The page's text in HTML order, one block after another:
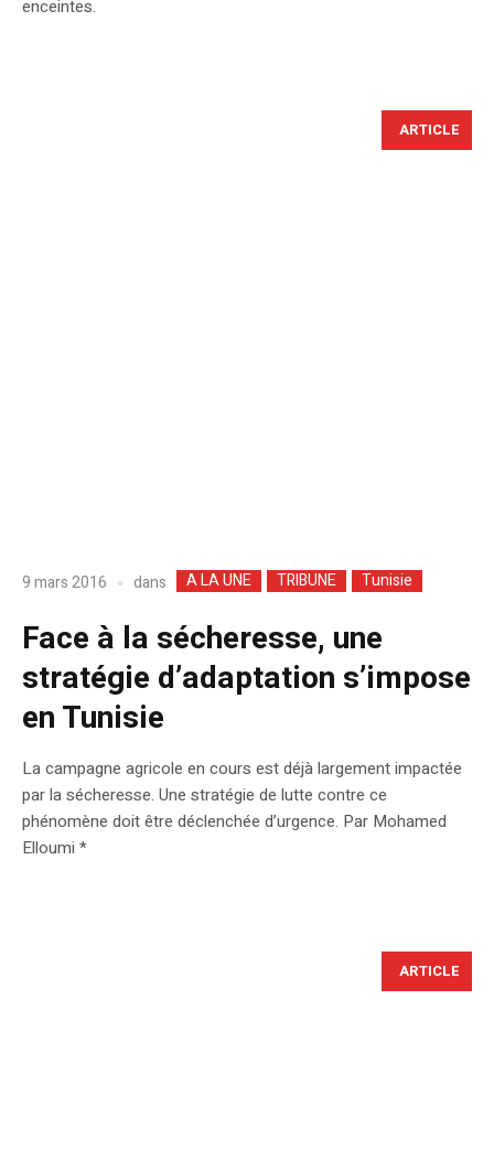
enceintes.
ARTICLE
9 mars 2016 dans A LA UNE TRIBUNE Tunisie
Face à la sécheresse, une
stratégie d’adaptation s’impose
en Tunisie
La campagne agricole en cours est déjà largement impactée
par la sécheresse. Une stratégie de lutte contre ce
phénomène doit être déclenchée d’urgence. Par Mohamed
Elloumi *
ARTICLE